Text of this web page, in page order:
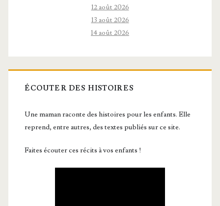
12 août 2026
13 août 2026
14 août 2026
ÉCOUTER DES HISTOIRES
Une maman raconte des histoires pour les enfants. Elle
reprend, entre autres, des textes publiés sur ce site.
Faites écouter ces récits à vos enfants !